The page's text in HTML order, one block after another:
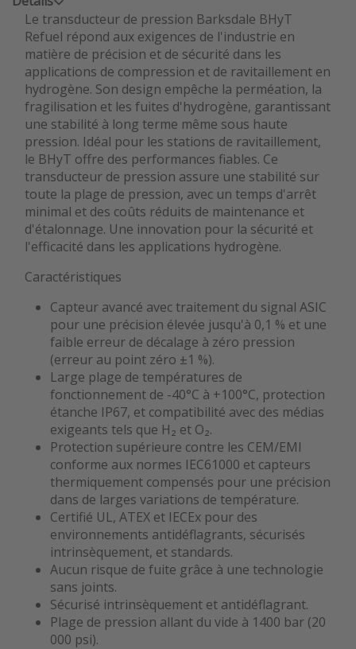
Le transducteur de pression Barksdale BHyT
Refuel répond aux exigences de l'industrie en
matière de précision et de sécurité dans les
applications de compression et de ravitaillement en
hydrogène. Son design empêche la perméation, la
fragilisation et les fuites d'hydrogène, garantissant
une stabilité à long terme même sous haute
pression. Idéal pour les stations de ravitaillement,
le BHyT offre des performances fiables. Ce
transducteur de pression assure une stabilité sur
toute la plage de pression, avec un temps d'arrêt
minimal et des coûts réduits de maintenance et
d'étalonnage. Une innovation pour la sécurité et
l'efficacité dans les applications hydrogène.
Caractéristiques
Capteur avancé avec traitement du signal ASIC
pour une précision élevée jusqu'à 0,1 % et une
faible erreur de décalage à zéro pression
(erreur au point zéro ±1 %).
Large plage de températures de
fonctionnement de -40°C à +100°C, protection
étanche IP67, et compatibilité avec des médias
exigeants tels que H₂ et O₂.
Protection supérieure contre les CEM/EMI
conforme aux normes IEC61000 et capteurs
thermiquement compensés pour une précision
dans de larges variations de température.
Certifié UL, ATEX et IECEx pour des
environnements antidéflagrants, sécurisés
intrinsèquement, et standards.
Aucun risque de fuite grâce à une technologie
sans joints.
Sécurisé intrinsèquement et antidéflagrant.
Plage de pression allant du vide à 1400 bar (20
000 psi).